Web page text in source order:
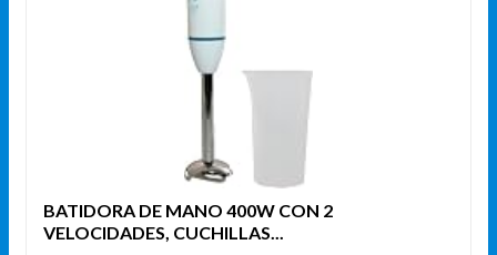
BATIDORA DE MANO 400W CON 2
VELOCIDADES, CUCHILLAS...